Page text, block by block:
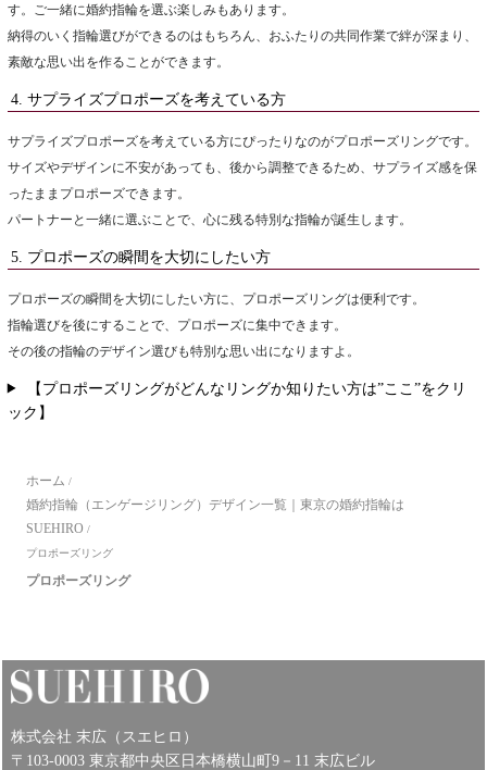
す。ご一緒に婚約指輪を選ぶ楽しみもあります。
納得のいく指輪選びができるのはもちろん、おふたりの共同作業で絆が深まり、
素敵な思い出を作ることができます。
4. サプライズプロポーズを考えている方
サプライズプロポーズを考えている方にぴったりなのがプロポーズリングです。
サイズやデザインに不安があっても、後から調整できるため、サプライズ感を保
ったままプロポーズできます。
パートナーと一緒に選ぶことで、心に残る特別な指輪が誕生します。
5. プロポーズの瞬間を大切にしたい方
プロポーズの瞬間を大切にしたい方に、プロポーズリングは便利です。
指輪選びを後にすることで、プロポーズに集中できます。
その後の指輪のデザイン選びも特別な思い出になりますよ。
【プロポーズリングがどんなリングか知りたい方は”ここ”をクリ
ック】
ホーム /
婚約指輪（エンゲージリング）デザイン一覧｜東京の婚約指輪は
SUEHIRO /
プロポーズリング
プロポーズリング
株式会社 末広（スエヒロ）
〒103-0003 東京都中央区日本橋横山町9－11 末広ビル